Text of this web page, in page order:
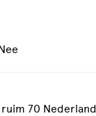
70